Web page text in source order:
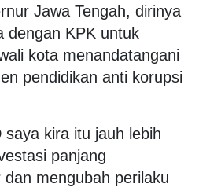
Jawa Tengah, dirinya
dengan KPK untuk
kota menandatangani
pendidikan anti korupsi
saya kira itu jauh lebih
panjang
mengubah perilaku